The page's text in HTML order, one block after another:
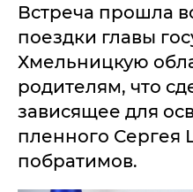
Встреча прошла
поездки главы
Хмельницкую
родителям, что
зависящее для
пленного Сергея
побратимов.